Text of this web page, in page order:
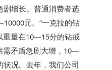
增长。普通消费者选
元。“一克拉的钻
重量在10—15分的钻戒
需矛盾急剧大增，10—
况。去年，我们公司